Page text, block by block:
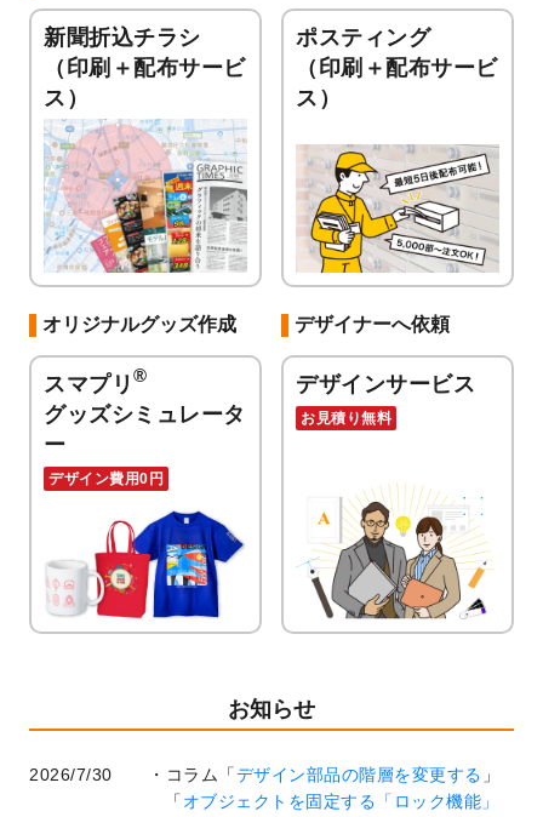
新聞折込チラシ
（印刷＋配布サービ
ス）
ポスティング
（印刷＋配布サービ
ス）
オリジナルグッズ作成
スマプリ ®
グッズシミュレータ
ー
デザイン費用0円
デザイナーへ依頼
デザインサービス
お見積り無料
お知らせ
2026/7/30 コラム「デザイン部品の階層を変更する 」
「 オブジェクトを固定する「ロック機能」